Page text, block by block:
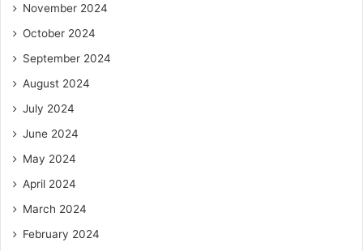
November 2024
October 2024
September 2024
August 2024
July 2024
June 2024
May 2024
April 2024
March 2024
February 2024